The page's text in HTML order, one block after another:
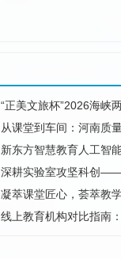
“正美文旅杯”​2026海峡
从课堂到车间：河南质量工程职院机电
新东方智慧教育人工智
深耕实验室攻坚科创——郑
凝萃课堂匠心，荟萃教学华章 ——郑
线上教育机构对比指南：